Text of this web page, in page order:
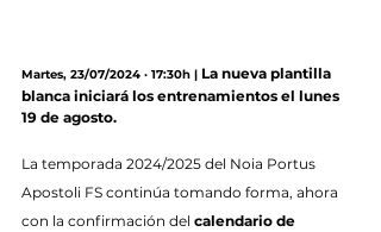
Martes, 23/07/2024 · 17:30h | La nueva plantilla
blanca iniciará los entrenamientos el lunes
19 de agosto.
La temporada 2024/2025 del Noia Portus
Apostoli FS continúa tomando forma, ahora
con la confirmación del calendario de